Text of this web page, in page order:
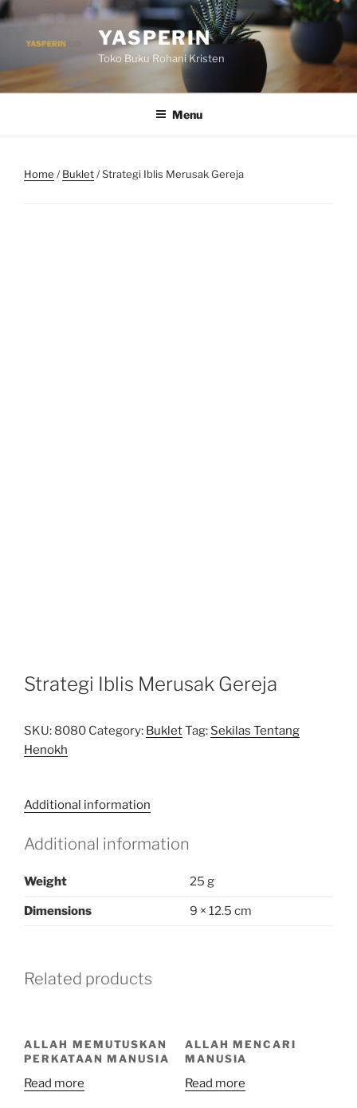
Skip
to
content
YASPERIN
Toko Buku Rohani Kristen
Menu
Home /Buklet/ Strategi Iblis Merusak Gereja
Strategi Iblis Merusak Gereja
SKU: 8080 Category: BukletTag: Sekilas Tentang
Henokh
Additional information
Additional information
Weight 25 g
Dimensions 9 × 12.5 cm
Related products
ALLAH MEMUTUSKAN
PERKATAAN MANUSIA
Read more
ALLAH MENCARI
MANUSIA
Read more